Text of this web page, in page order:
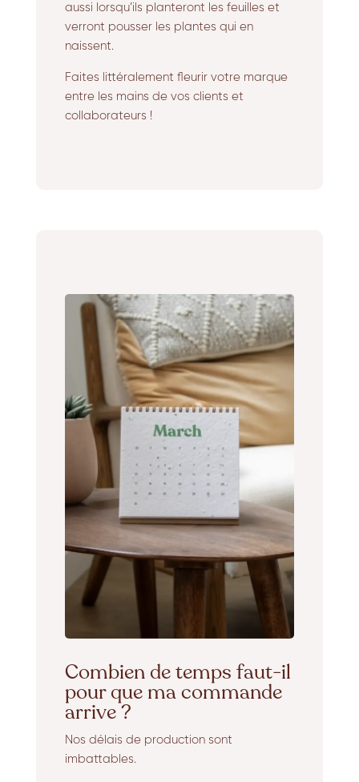
aussi lorsqu’ils planteront les feuilles et
verront pousser les plantes qui en
naissent.
Faites littéralement fleurir votre marque
entre les mains de vos clients et
collaborateurs !
Combien de temps faut-il
pour que ma commande
arrive ?
Nos délais de production sont
imbattables.